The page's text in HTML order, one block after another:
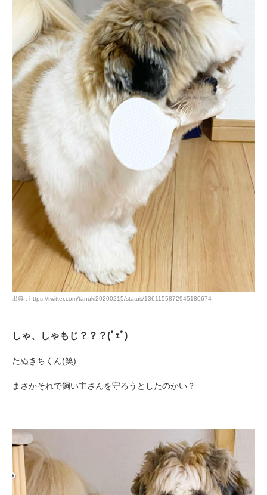
出典 : https://twitter.com/tanuki20200215/status/1361155872945180674
しゃ、しゃもじ？？？(ﾟｪﾟ)
たぬきちくん(笑)
まさかそれで飼い主さんを守ろうとしたのかい？